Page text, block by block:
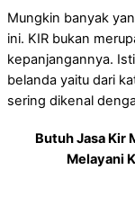
Mungkin banyak
ini. KIR bukan
kepanjangannya.
belanda yaitu dari
sering dikenal
Butuh Jasa Kir
Melayani